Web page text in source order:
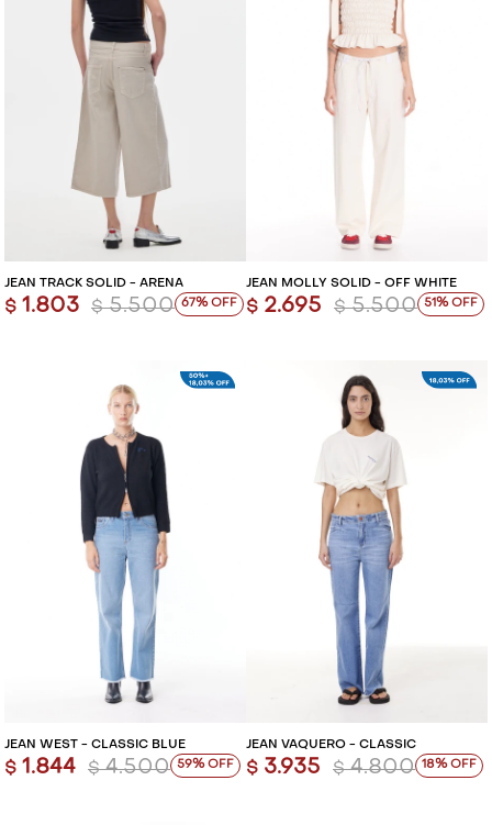
JEAN TRACK SOLID - ARENA
$ 1.803 $ 5.500 67
JEAN MOLLY SOLID - OFF WHITE
$ 2.695 $ 5.500 51
JEAN WEST - CLASSIC BLUE
$ 1.844 $ 4.500 59
JEAN VAQUERO - CLASSIC
$ 3.935 $ 4.800 18